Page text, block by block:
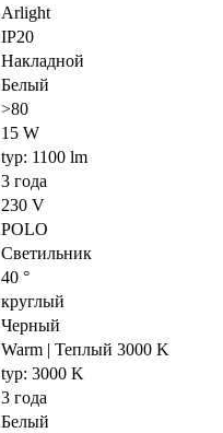
Arlight
IP20
Накладной
Белый
>80
15 W
typ: 1100 lm
3 года
230 V
POLO
Светильник
40 °
круглый
Черный
Warm | Теплый 3000 K
typ: 3000 K
3 года
Белый